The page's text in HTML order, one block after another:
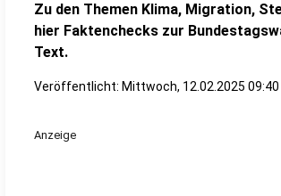
Zu den Themen Klima, Migration,
hier Faktenchecks zur
Text.
Veröffentlicht: Mittwoch, 12.02.2025 09:40
Anzeige